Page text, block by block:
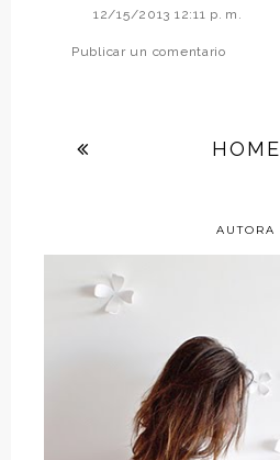
12/15/2013 12:11 p. m.
Publicar un comentario
HOME
AUTORA